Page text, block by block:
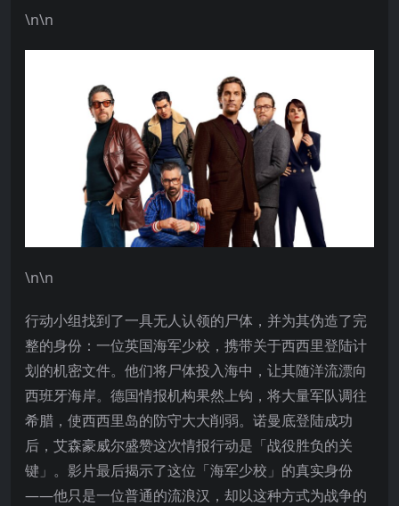
\n\n
\n\n
行动小组找到了一具无人认领的尸体，并为其伪造了完
整的身份：一位英国海军少校，携带关于西西里登陆计
划的机密文件。他们将尸体投入海中，让其随洋流漂向
西班牙海岸。德国情报机构果然上钩，将大量军队调往
希腊，使西西里岛的防守大大削弱。诺曼底登陆成功
后，艾森豪威尔盛赞这次情报行动是「战役胜负的关
键」。影片最后揭示了这位「海军少校」的真实身份
——他只是一位普通的流浪汉，却以这种方式为战争的